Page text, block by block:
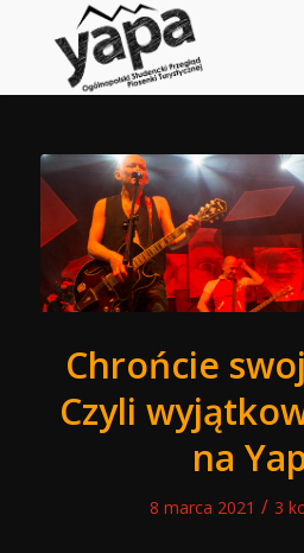
Chrońcie
Czyli
na
8 marca 2021 / 3